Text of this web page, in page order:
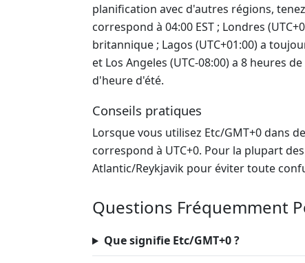
planification avec d'autres régions,
correspond à 04:00 EST ; Londres
britannique ; Lagos (UTC+01:00) a
et Los Angeles (UTC-08:00) a 8 heures
d'heure d'été.
Conseils pratiques
Lorsque vous utilisez Etc/GMT+0 dans
correspond à UTC+0. Pour la plupart
Atlantic/Reykjavik pour éviter toute
Questions Fréquemment
Que signifie Etc/GMT+0 ?